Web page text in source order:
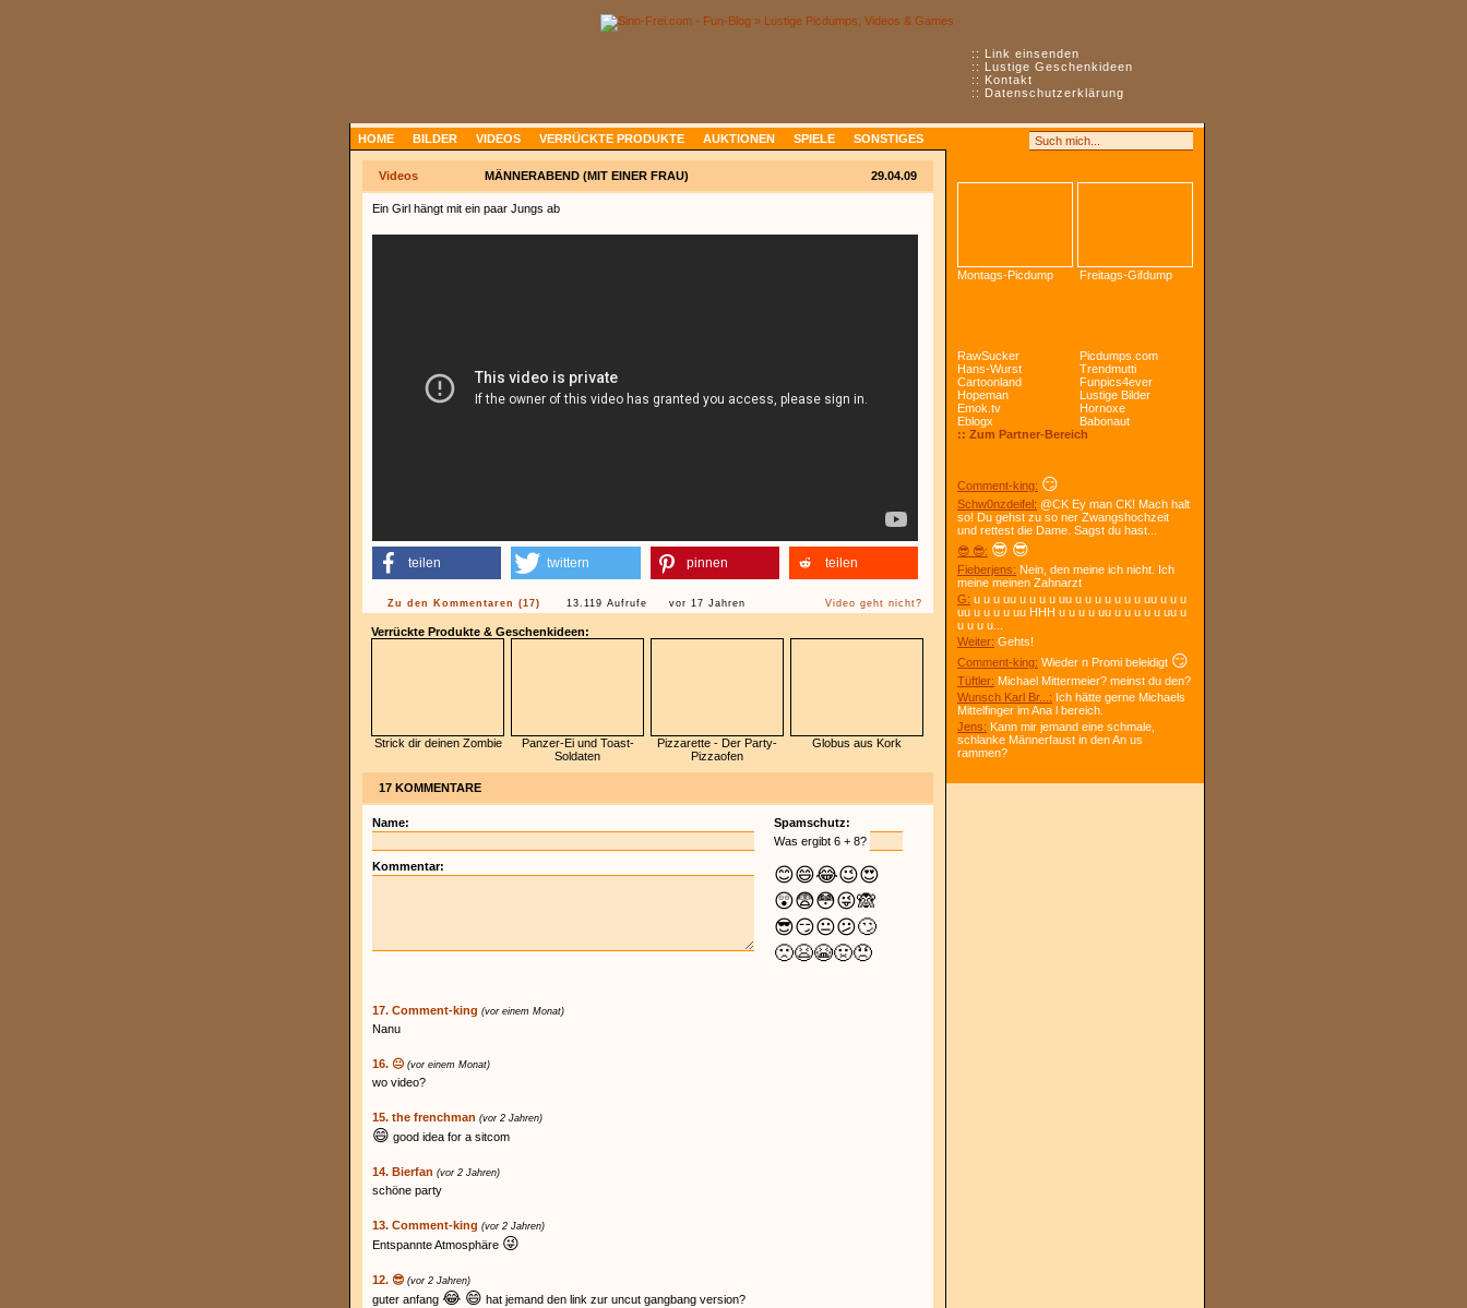
:: Link einsenden
:: Lustige Geschenkideen
:: Kontakt
:: Datenschutzerklärung
HOME BILDER VIDEOS VERRÜCKTE PRODUKTE AUKTIONEN SPIELE SONSTIGES
Videos 29.04.09
MÄNNERABEND (MIT EINER FRAU)
Ein Girl hängt mit ein paar Jungs ab
teilen twittern pinnen teilen
Zu den Kommentaren (17) 13.119 Aufrufe vor 17 Jahren Video geht nicht?
Verrückte Produkte & Geschenkideen:
Strick dir deinen Zombie
Panzer-Ei und Toast-
Soldaten
Pizzarette - Der Party-
Pizzaofen
Globus aus Kork
17 KOMMENTARE
Spamschutz:
Was ergibt 6 + 8?
😊😄😂😉😍
😲😨😳😜🙈
😎😏😐😕🙄
🙁😫😭🤢😠
Name:
Kommentar:
17. Comment-king (vor einem Monat)
Nanu
16. 😐 (vor einem Monat)
wo video?
15. the frenchman (vor 2 Jahren)
😄 good idea for a sitcom
14. Bierfan (vor 2 Jahren)
schöne party
13. Comment-king (vor 2 Jahren)
Entspannte Atmosphäre 😜
12. 😎 (vor 2 Jahren)
guter anfang 😂 😄 hat jemand den link zur uncut gangbang version?
Montags-Picdump Freitags-Gifdump
RawSucker
Picdumps.com
Hans-Wurst
Trendmutti
Cartoonland
Funpics4ever
Hopeman
Lustige Bilder
Emok.tv
Hornoxe
Eblogx
Babonaut
:: Zum Partner-Bereich
Comment-king: 😏
Schw0nzdeifel: @CK Ey man CK! Mach halt
so! Du gehst zu so ner Zwangshochzeit
und rettest die Dame. Sagst du hast...
😎 😎: 😎 😎
Fieberjens: Nein, den meine ich nicht. Ich
meine meinen Zahnarzt
G: u u u uu u u u u uu u u u u u u u uu u u u
uu u u u u uu HHH u u u u uu u u u u u uu u
u u u u...
Weiter: Gehts!
Comment-king: Wieder n Promi beleidigt 😏
Tüftler: Michael Mittermeier? meinst du den?
Wunsch Karl Br...: Ich hätte gerne Michaels
Mittelfinger im Ana l bereich.
Jens: Kann mir jemand eine schmale,
schlanke Männerfaust in den An us
rammen?